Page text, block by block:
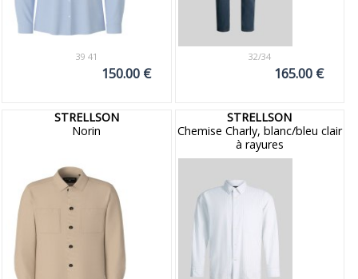
39 41
150.00 €
32/34
165.00 €
STRELLSON
Norin
STRELLSON
Chemise Charly, blanc/bleu clair
à rayures